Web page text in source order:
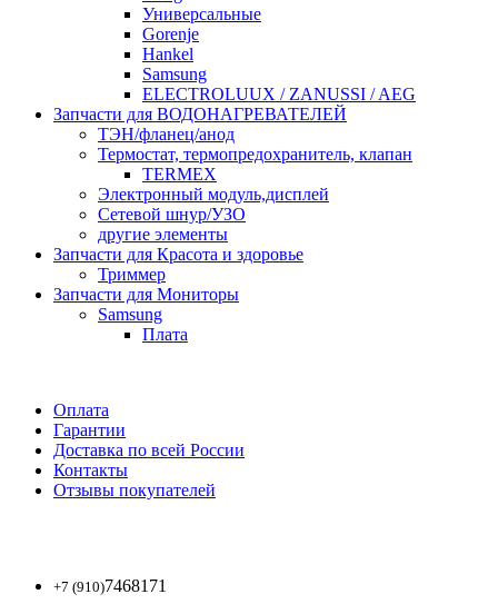
Универсальные
Gorenje
Hankel
Samsung
ELECTROLUUX / ZANUSSI / AEG
Запчасти для ВОДОНАГРЕВАТЕЛЕЙ
ТЭН/фланец/анод
Термостат, термопредохранитель, клапан
TERMEX
Электронный модуль,дисплей
Сетевой шнур/УЗО
другие элементы
Запчасти для Красота и здоровье
Триммер
Запчасти для Мониторы
Samsung
Плата
Оплата
Гарантии
Доставка по всей России
Контакты
Отзывы покупателей
+7 (910)7468171